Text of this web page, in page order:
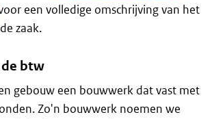
een volledige omschrijving van het
zaak.
btw
gebouw een bouwwerk dat vast met
Zo'n bouwwerk noemen we